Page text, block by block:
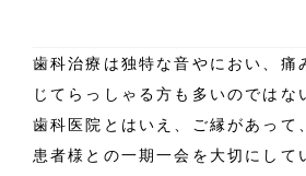
歯科治療は独特な音やにおい、痛
じてらっしゃる方も多いのではな
歯科医院とはいえ、ご縁があって
患者様との一期一会を大切にして